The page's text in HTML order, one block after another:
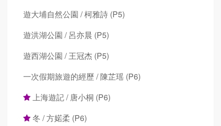
遊大埔自然公園 / 柯雅詩 (P5)
遊洪湖公園 / 呂亦晨 (P5)
遊西湖公園 / 王冠杰 (P5)
一次假期旅遊的經歷 / 陳芷瑶 (P6)
上海遊記 / 唐小桐 (P6)
冬 / 方婼柔 (P6)